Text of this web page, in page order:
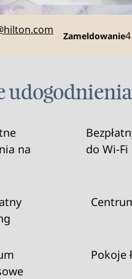
Zameldowanie
udogodnienia
na
do Wi‑Fi
Pokoje